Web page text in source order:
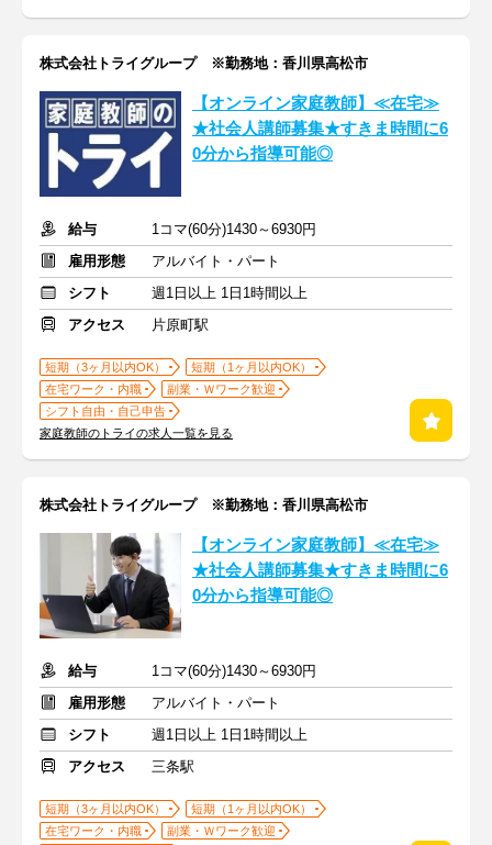
株式会社トライグループ ※勤務地：香川県高松市
【オンライン家庭教師】≪在宅≫
★社会人講師募集★すきま時間に6
0分から指導可能◎
給与
1コマ(60分)1430～6930円
雇用形態
アルバイト・パート
シフト
週1日以上 1日1時間以上
アクセス
片原町駅
短期（3ヶ月以内OK）
短期（1ヶ月以内OK）
在宅ワーク・内職
副業・Ｗワーク歓迎
シフト自由・自己申告
家庭教師のトライの求人一覧を見る
株式会社トライグループ ※勤務地：香川県高松市
【オンライン家庭教師】≪在宅≫
★社会人講師募集★すきま時間に6
0分から指導可能◎
給与
1コマ(60分)1430～6930円
雇用形態
アルバイト・パート
シフト
週1日以上 1日1時間以上
アクセス
三条駅
短期（3ヶ月以内OK）
短期（1ヶ月以内OK）
在宅ワーク・内職
副業・Ｗワーク歓迎